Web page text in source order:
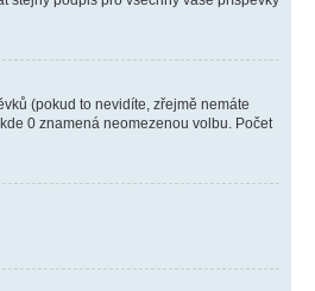
(pokud to nevidíte, zřejmě nemáte
0 znamená neomezenou volbu. Počet